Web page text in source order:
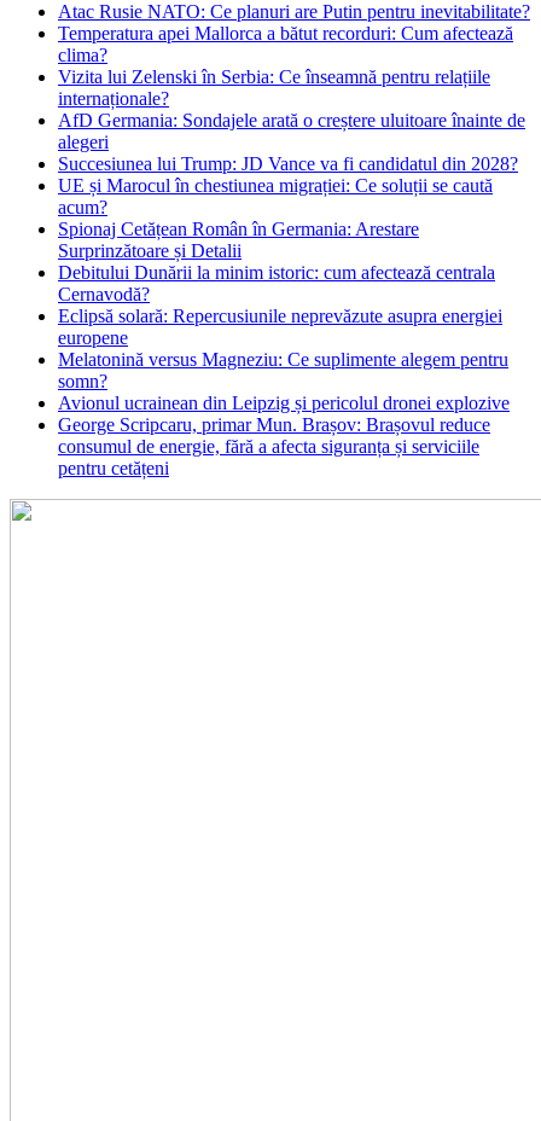
Atac Rusie NATO: Ce planuri are Putin pentru inevitabilitate?
Temperatura apei Mallorca a bătut recorduri: Cum afectează
clima?
Vizita lui Zelenski în Serbia: Ce înseamnă pentru relațiile
internaționale?
AfD Germania: Sondajele arată o creștere uluitoare înainte de
alegeri
Succesiunea lui Trump: JD Vance va fi candidatul din 2028?
UE și Marocul în chestiunea migrației: Ce soluții se caută
acum?
Spionaj Cetățean Român în Germania: Arestare
Surprinzătoare și Detalii
Debitului Dunării la minim istoric: cum afectează centrala
Cernavodă?
Eclipsă solară: Repercusiunile neprevăzute asupra energiei
europene
Melatonină versus Magneziu: Ce suplimente alegem pentru
somn?
Avionul ucrainean din Leipzig și pericolul dronei explozive
George Scripcaru, primar Mun. Brașov: Brașovul reduce
consumul de energie, fără a afecta siguranța și serviciile
pentru cetățeni